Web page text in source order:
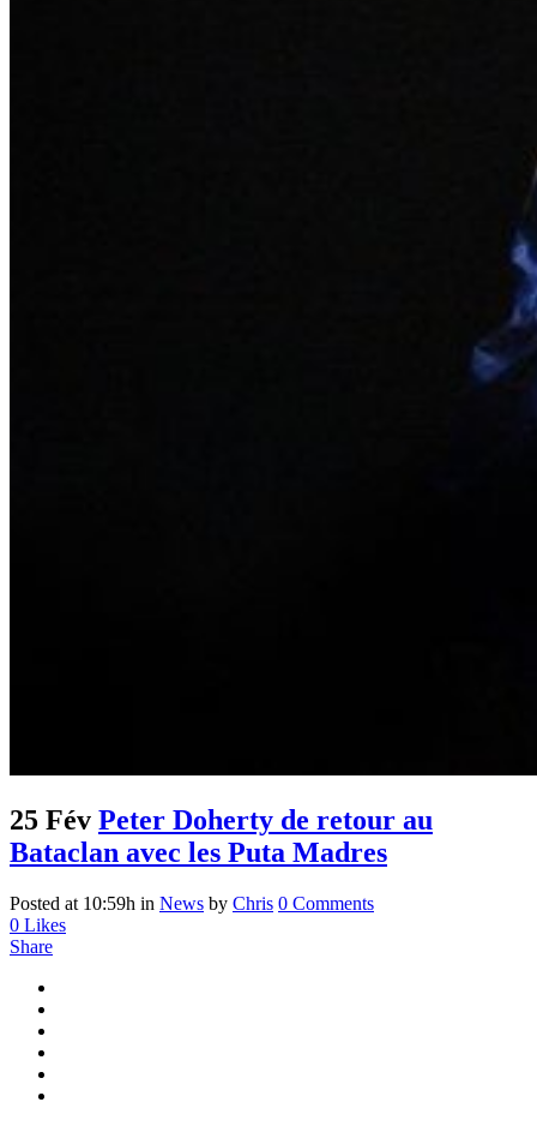
25 Fév Peter Doherty de retour au
Bataclan avec les Puta Madres
Posted at 10:59h in News by Chris 0 Comments
0 Likes
Share